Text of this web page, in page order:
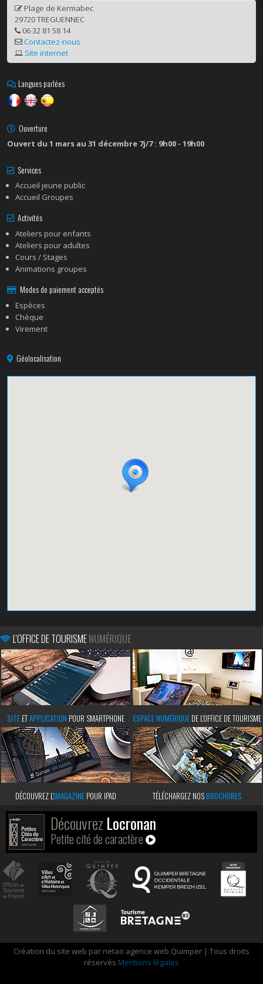
Plage de Kermabec
29720 TREGUENNEC
06 32 81 58 14
Contactez-nous
Site internet
Langues parlées
Ouverture
Ouvert du 1 mars au 31 décembre 7j/7 : 9h00 - 19h00
Services
Accueil jeune public
Accueil Groupes
Activités
Ateliers pour enfants
Ateliers pour adultes
Cours / Stages
Animations groupes
Modes de paiement acceptés
Espèces
Chèque
Virement
Géolocalisation
L'OFFICE DE TOURISMENUMÉRIQUE
SITE ETAPPLICATION POUR SMARTPHONE ESPACE NUMÉRIQUE DE L'OFFICE DE TOURISME
DÉCOUVREZ L’IMAGAZINE POUR IPAD TÉLÉCHARGEZ NOSBROCHURES
Découvrez Locronan
Petite cité de caractère
Création du site web par netao agence web Quimper | Tous droits
réservés Mentions légales